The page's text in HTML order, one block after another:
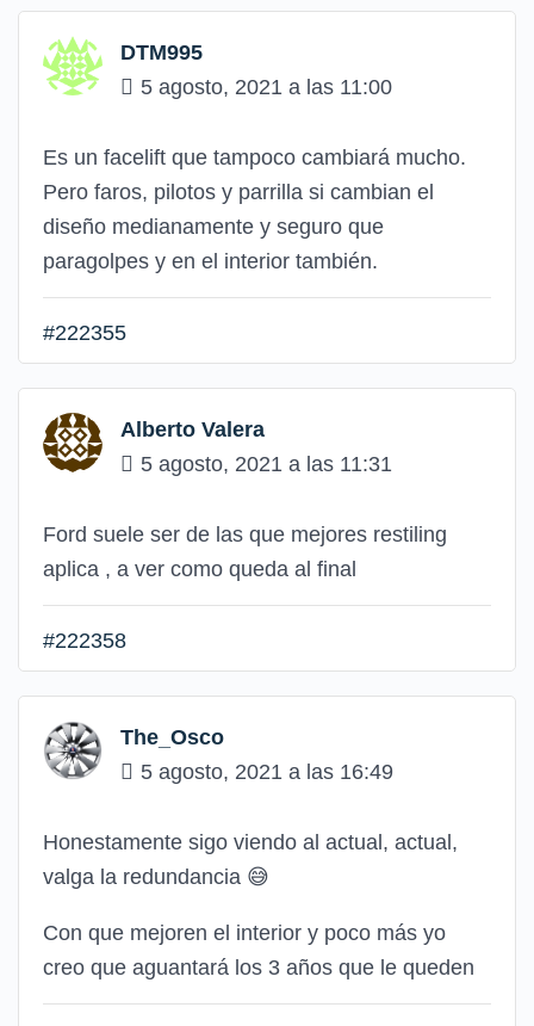
DTM995
5 agosto, 2021 a las 11:00
Es un facelift que tampoco cambiará mucho.
Pero faros, pilotos y parrilla si cambian el
diseño medianamente y seguro que
paragolpes y en el interior también.
#222355
Alberto Valera
5 agosto, 2021 a las 11:31
Ford suele ser de las que mejores restiling
aplica , a ver como queda al final
#222358
The_Osco
5 agosto, 2021 a las 16:49
Honestamente sigo viendo al actual, actual,
valga la redundancia 😅
Con que mejoren el interior y poco más yo
creo que aguantará los 3 años que le queden